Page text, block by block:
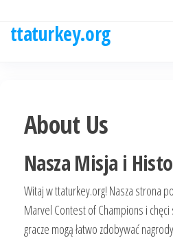
ttaturkey.org
About Us
Nasza Misja i
Witaj w ttaturkey.org! Nasza strona
Marvel Contest of Champions i
gracze mogą łatwo zdobywać